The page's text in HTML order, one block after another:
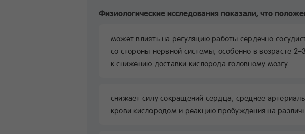
Физиологические исследования показали, что
может влиять на регуляцию работы сердечно-
со стороны нервной системы, особенно в возрасте
к снижению доставки кислорода головному мозгу
снижает силу сокращений сердца, среднее
крови кислородом и реакцию пробуждения на